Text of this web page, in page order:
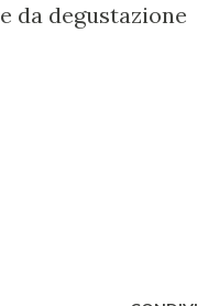
da degustazione